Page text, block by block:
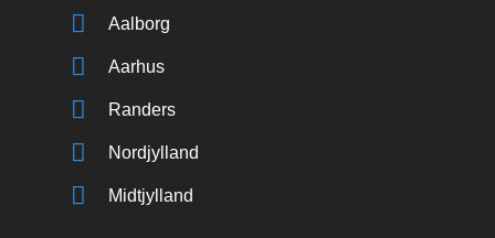
Aalborg
Aarhus
Randers
Nordjylland
Midtjylland